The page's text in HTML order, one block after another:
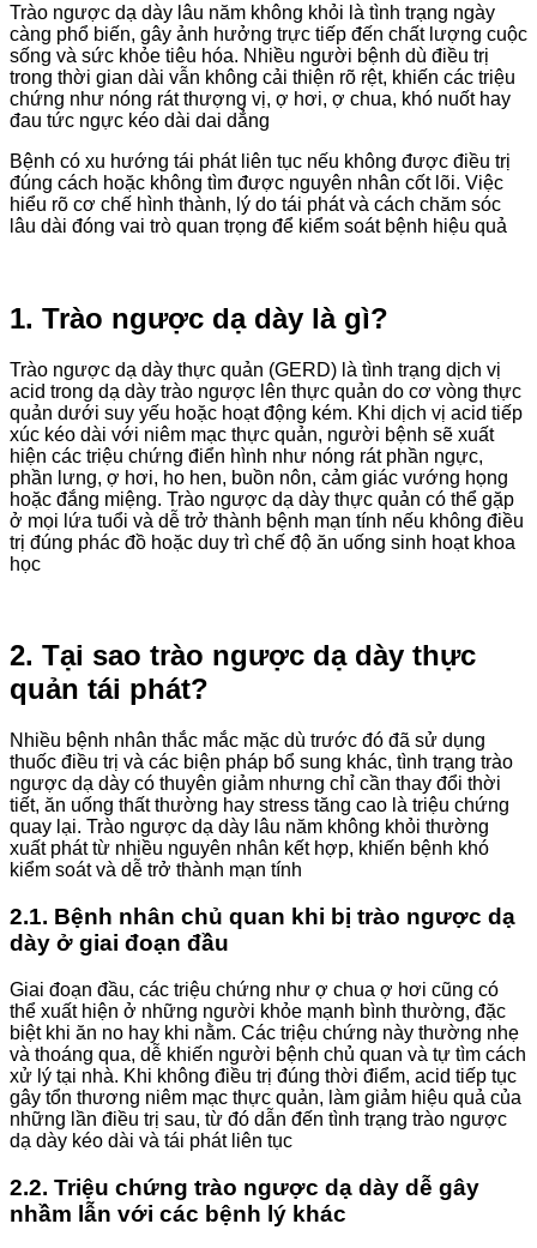
Trào ngược dạ dày lâu năm không khỏi là tình trạng ngày
càng phổ biến, gây ảnh hưởng trực tiếp đến chất lượng cuộc
sống và sức khỏe tiêu hóa. Nhiều người bệnh dù điều trị
trong thời gian dài vẫn không cải thiện rõ rệt, khiến các triệu
chứng như nóng rát thượng vị, ợ hơi, ợ chua, khó nuốt hay
đau tức ngực kéo dài dai dẳng
Bệnh có xu hướng tái phát liên tục nếu không được điều trị
đúng cách hoặc không tìm được nguyên nhân cốt lõi. Việc
hiểu rõ cơ chế hình thành, lý do tái phát và cách chăm sóc
lâu dài đóng vai trò quan trọng để kiểm soát bệnh hiệu quả
1. Trào ngược dạ dày là gì?
Trào ngược dạ dày thực quản (GERD) là tình trạng dịch vị
acid trong dạ dày trào ngược lên thực quản do cơ vòng thực
quản dưới suy yếu hoặc hoạt động kém. Khi dịch vị acid tiếp
xúc kéo dài với niêm mạc thực quản, người bệnh sẽ xuất
hiện các triệu chứng điển hình như nóng rát phần ngực,
phần lưng, ợ hơi, ho hen, buồn nôn, cảm giác vướng họng
hoặc đắng miệng. Trào ngược dạ dày thực quản có thể gặp
ở mọi lứa tuổi và dễ trở thành bệnh mạn tính nếu không điều
trị đúng phác đồ hoặc duy trì chế độ ăn uống sinh hoạt khoa
học
2. Tại sao trào ngược dạ dày thực
quản tái phát?
Nhiều bệnh nhân thắc mắc mặc dù trước đó đã sử dụng
thuốc điều trị và các biện pháp bổ sung khác, tình trạng trào
ngược dạ dày có thuyên giảm nhưng chỉ cần thay đổi thời
tiết, ăn uống thất thường hay stress tăng cao là triệu chứng
quay lại. Trào ngược dạ dày lâu năm không khỏi thường
xuất phát từ nhiều nguyên nhân kết hợp, khiến bệnh khó
kiểm soát và dễ trở thành mạn tính
2.1. Bệnh nhân chủ quan khi bị trào ngược dạ
dày ở giai đoạn đầu
Giai đoạn đầu, các triệu chứng như ợ chua ợ hơi cũng có
thể xuất hiện ở những người khỏe mạnh bình thường, đặc
biệt khi ăn no hay khi nằm. Các triệu chứng này thường nhẹ
và thoáng qua, dễ khiến người bệnh chủ quan và tự tìm cách
xử lý tại nhà. Khi không điều trị đúng thời điểm, acid tiếp tục
gây tổn thương niêm mạc thực quản, làm giảm hiệu quả của
những lần điều trị sau, từ đó dẫn đến tình trạng trào ngược
dạ dày kéo dài và tái phát liên tục
2.2. Triệu chứng trào ngược dạ dày dễ gây
nhầm lẫn với các bệnh lý khác